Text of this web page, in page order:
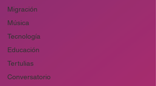
Migración
Música
Tecnología
Educación
Tertulias
Conversatorio